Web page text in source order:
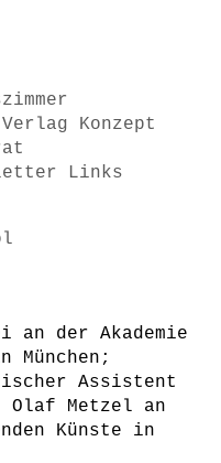
Verlag
Konzept
Links
an der Akademie
München;
Assistent
Olaf Metzel an
Künste in